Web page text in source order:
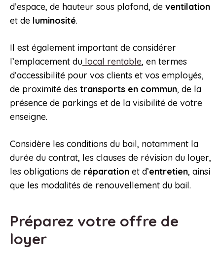
d’espace, de hauteur sous plafond, de ventilation
et de luminosité.
Il est également important de considérer
l’emplacement du local rentable, en termes
d’accessibilité pour vos clients et vos employés,
de proximité des transports en commun, de la
présence de parkings et de la visibilité de votre
enseigne.
Considère les conditions du bail, notamment la
durée du contrat, les clauses de révision du loyer,
les obligations de réparation et d’entretien, ainsi
que les modalités de renouvellement du bail.
Préparez votre offre de
loyer